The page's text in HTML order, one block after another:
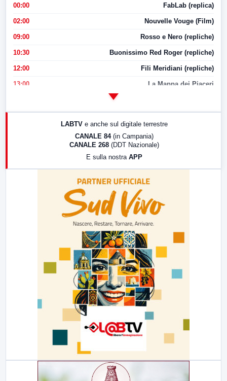
00:00 FabLab (replica)
02:00 Nouvelle Vouge (Film)
09:00 Rosso e Nero (repliche)
10:30 Buonissimo Red Roger (repliche)
12:00 Fili Meridiani (repliche)
13:00 La Mappa dei Piaceri
17:00 LabNews (replica)
LABTV e anche sul digitale terrestre
CANALE 84 (in Campania)
CANALE 268 (DDT Nazionale)
E sulla nostra APP